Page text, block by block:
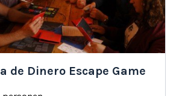
de Dinero Escape Game